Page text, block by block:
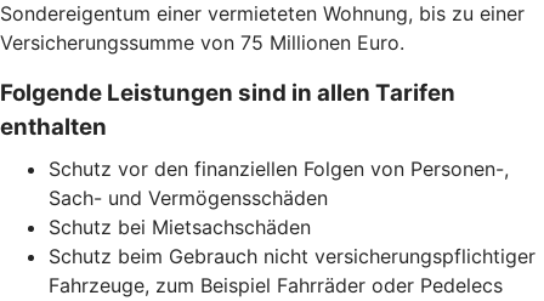
Sondereigentum einer vermieteten Wohnung, bis zu einer
Versicherungssumme von 75 Millionen Euro.
Folgende Leistungen sind in allen Tarifen
enthalten
Schutz vor den finanziellen Folgen von Personen-,
Sach- und Vermögensschäden
Schutz bei Mietsachschäden
Schutz beim Gebrauch nicht versicherungspflichtiger
Fahrzeuge, zum Beispiel Fahrräder oder Pedelecs